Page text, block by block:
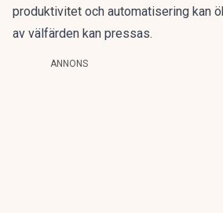
produktivitet och automatisering kan
av välfärden kan pressas.
ANNONS